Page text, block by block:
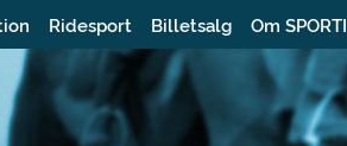
Ridesport Billetsalg Om SPORTI